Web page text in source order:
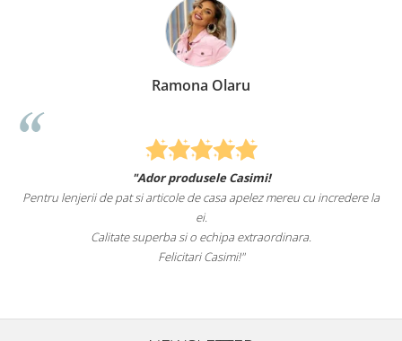
produsele Casimi!
articole de casa apelez mereu cu incredere la
si o echipa extraordinara.
sunteti cei mai buni.